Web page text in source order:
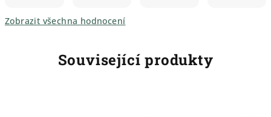
Zobrazit všechna hodnocení
Související produkty